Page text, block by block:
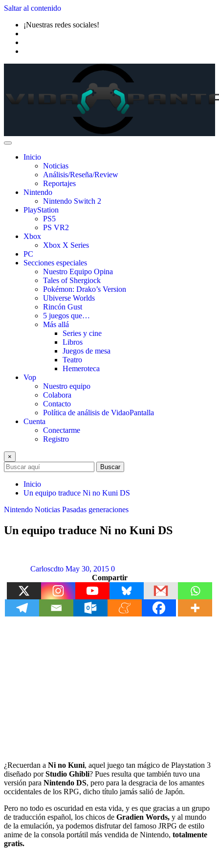
Saltar al contenido
¡Nuestras redes sociales!
Inicio
Noticias
Análisis/Reseña/Review
Reportajes
Nintendo
Nintendo Switch 2
PlayStation
PS5
PS VR2
Xbox
Xbox X Series
PC
Secciones especiales
Nuestro Equipo Opina
Tales of Shergiock
Pokémon: Drako’s Version
Ubiverse Worlds
Rincón Gust
5 juegos que…
Más allá
Series y cine
Libros
Juegos de mesa
Teatro
Hemeroteca
Vop
Nuestro equipo
Colabora
Contacto
Política de análisis de VidaoPantalla
Cuenta
Conectarme
Registro
×
Buscar
Inicio
Un equipo traduce Ni no Kuni DS
Nintendo Noticias Pasadas generaciones
Un equipo traduce Ni no Kuni DS
Carloscdto May 30, 2015 0
Compartir
¿Recuerdan a Ni no Kuni, aquel juego tan mágico de Playstation 3
diseñado porStudio Ghibli? Pues resulta que también tuvo una
versión para Nintendo DS, pero para la desgracia de los amantes
occidentales de los RPG, dicho título jamás salió de Japón.
Pero no todo es oscuridad en esta vida, y es que gracias a un grupo
de traducción español, los chicos de Gradien Words, y al mundo
de la emulación, ya podemos disfrutar del famoso JRPG de estilo
anime de la consola portátil más vendida de Nintendo, totalmente
gratis.